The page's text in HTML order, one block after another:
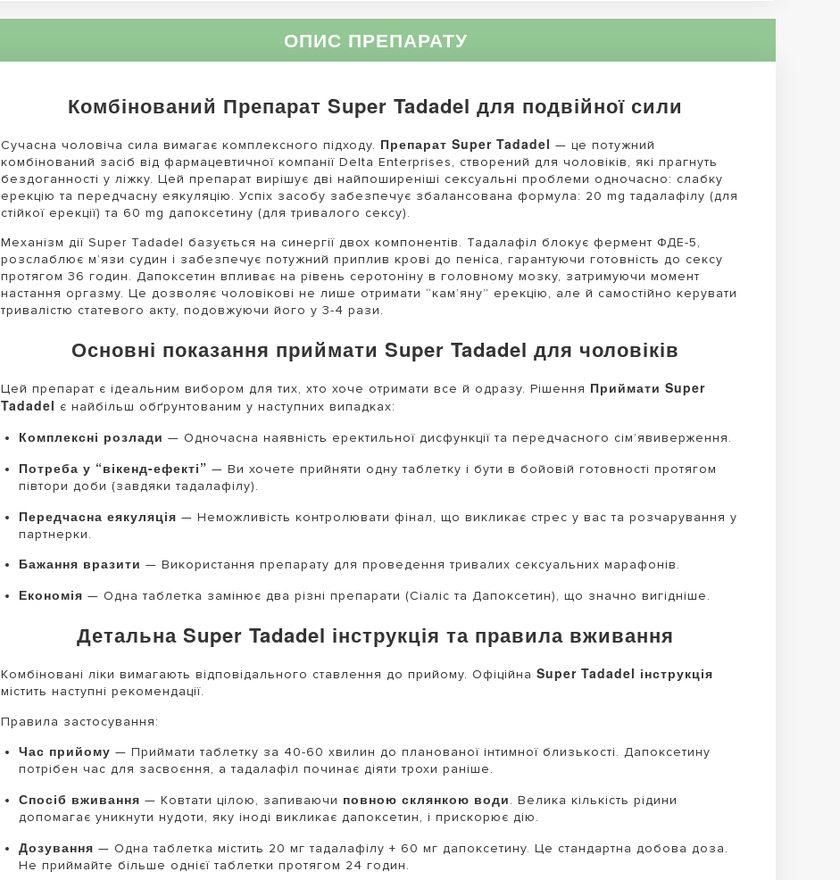
ОПИС ПРЕПАРАТУ
Комбінований Препарат Super Tadadel для подвійної сили
Сучасна чоловіча сила вимагає комплексного підходу. Препарат Super Tadadel — це потужний
комбінований засіб від фармацевтичної компанії Delta Enterprises, створений для чоловіків, які прагнуть
бездоганності у ліжку. Цей препарат вирішує дві найпоширеніші сексуальні проблеми одночасно: слабку
ерекцію та передчасну еякуляцію. Успіх засобу забезпечує збалансована формула: 20 mg тадалафілу (для
стійкої ерекції) та 60 mg дапоксетину (для тривалого сексу).
Механізм дії Super Tadadel базується на синергії двох компонентів. Тадалафіл блокує фермент ФДЕ-5,
розслаблює м’язи судин і забезпечує потужний приплив крові до пеніса, гарантуючи готовність до сексу
протягом 36 годин. Дапоксетин впливає на рівень серотоніну в головному мозку, затримуючи момент
настання оргазму. Це дозволяє чоловікові не лише отримати “кам’яну” ерекцію, але й самостійно керувати
тривалістю статевого акту, подовжуючи його у 3-4 рази.
Основні показання приймати Super Tadadel для чоловіків
Цей препарат є ідеальним вибором для тих, хто хоче отримати все й одразу. Рішення Приймати Super
Tadadel є найбільш обґрунтованим у наступних випадках:
Комплексні розлади — Одночасна наявність еректильної дисфункції та передчасного сім’явиверження.
Потреба у “вікенд-ефекті” — Ви хочете прийняти одну таблетку і бути в бойовій готовності протягом
півтори доби (завдяки тадалафілу).
Передчасна еякуляція — Неможливість контролювати фінал, що викликає стрес у вас та розчарування у
партнерки.
Бажання вразити — Використання препарату для проведення тривалих сексуальних марафонів.
Економія — Одна таблетка замінює два різні препарати (Сіаліс та Дапоксетин), що значно вигідніше.
Детальна Super Tadadel інструкція та правила вживання
Комбіновані ліки вимагають відповідального ставлення до прийому. Офіційна Super Tadadel інструкція
містить наступні рекомендації.
Правила застосування:
Час прийому — Приймати таблетку за 40-60 хвилин до планованої інтимної близькості. Дапоксетину
потрібен час для засвоєння, а тадалафіл починає діяти трохи раніше.
Спосіб вживання — Ковтати цілою, запиваючи повною склянкою води. Велика кількість рідини
допомагає уникнути нудоти, яку іноді викликає дапоксетин, і прискорює дію.
Дозування — Одна таблетка містить 20 мг тадалафілу + 60 мг дапоксетину. Це стандартна добова доза.
Не приймайте більше однієї таблетки протягом 24 годин.